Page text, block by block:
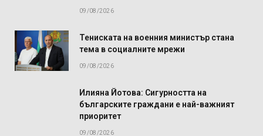
09/08/2026
Тениската на военния министър стана
тема в социалните мрежи
09/08/2026
Илияна Йотова: Сигурността на
българските граждани е най-важният
приоритет
09/08/2026